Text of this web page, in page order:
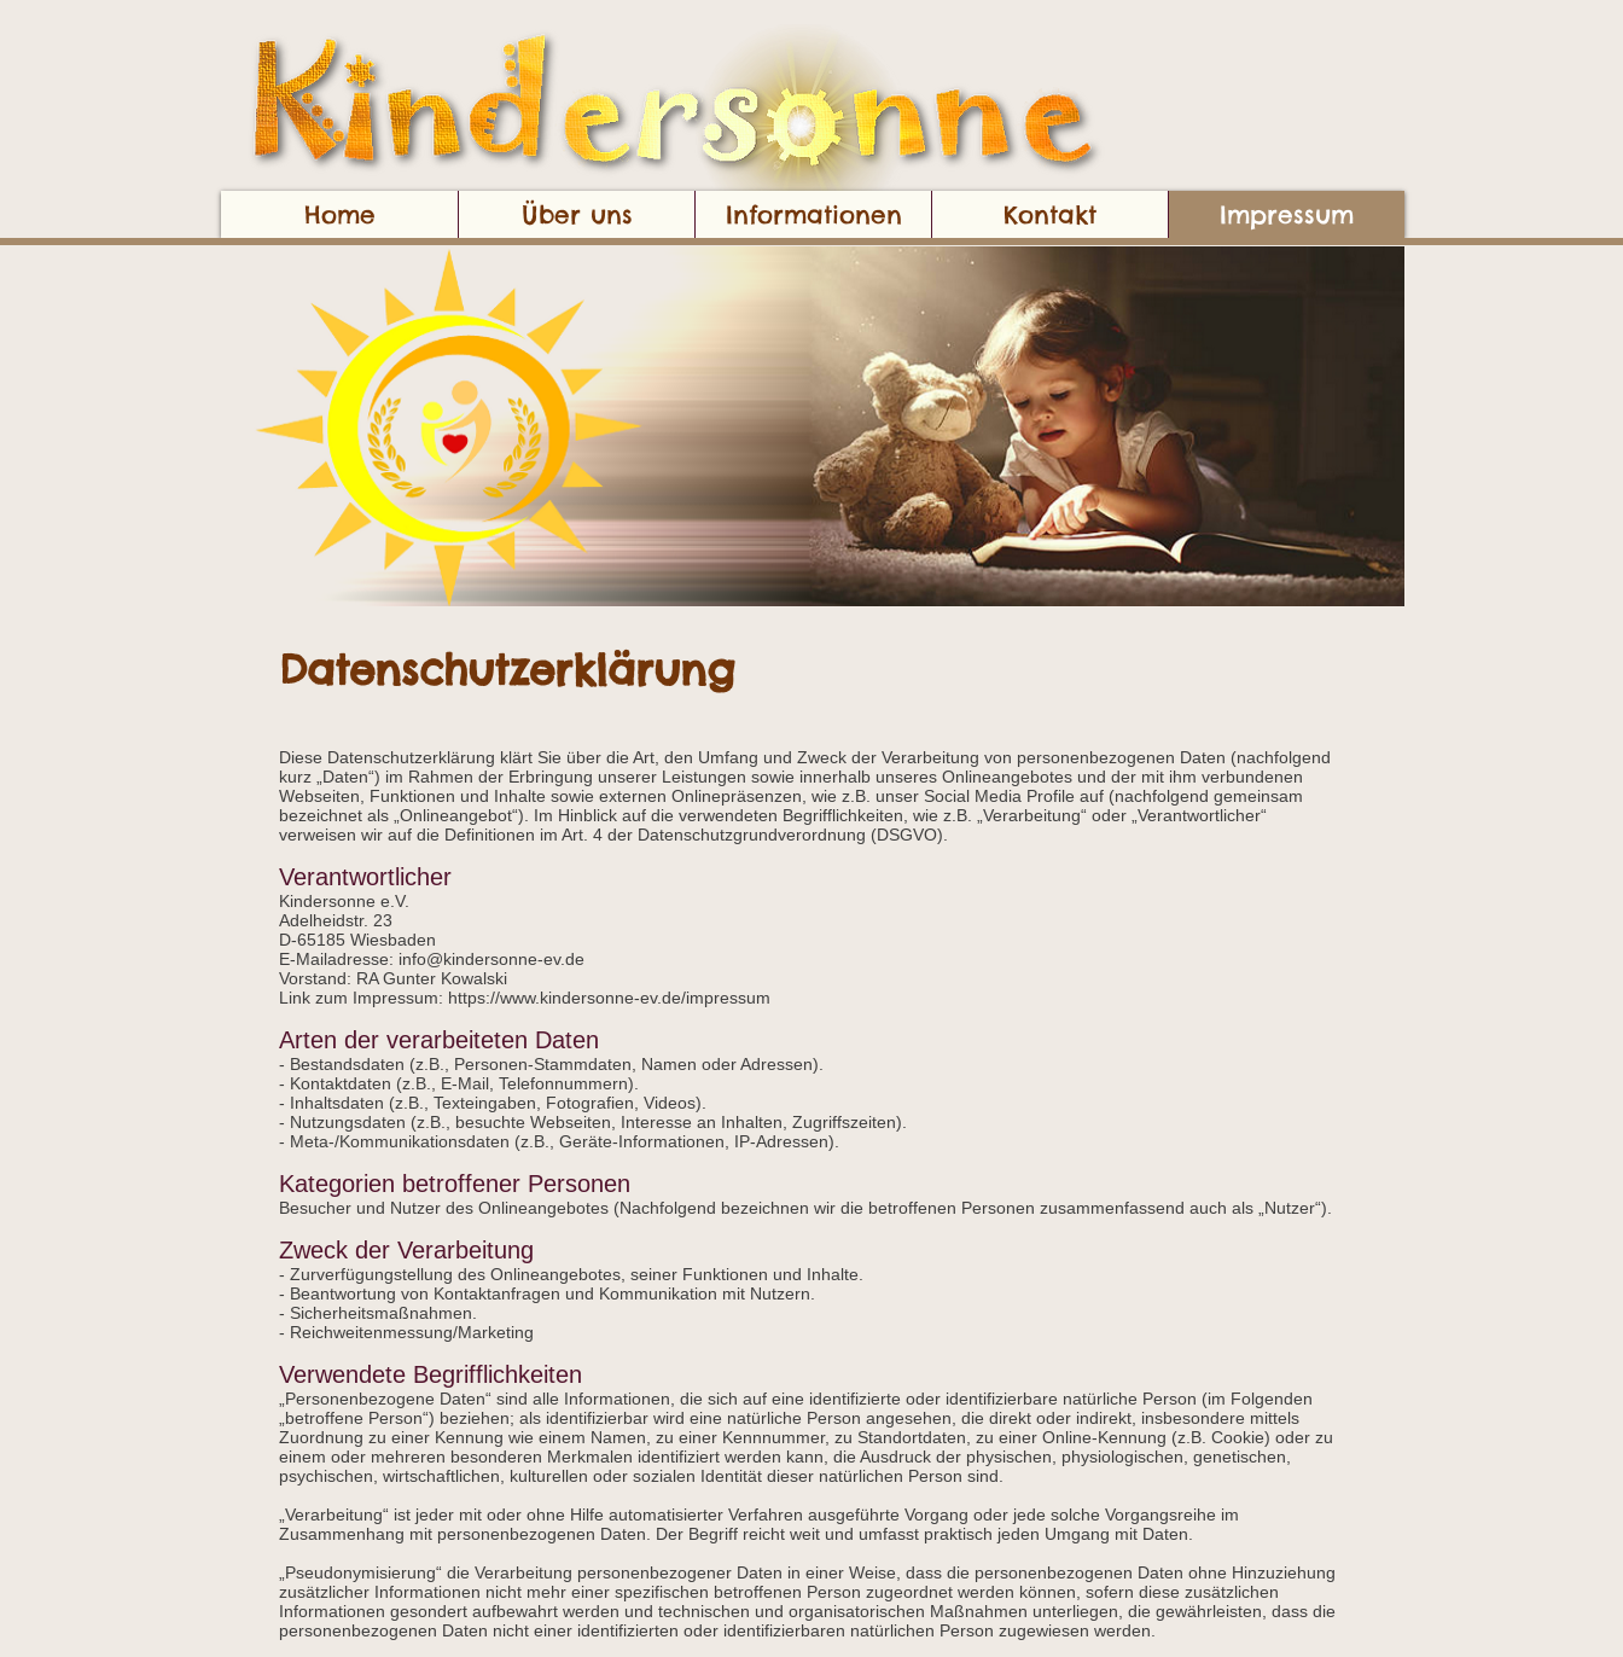
Home Über uns Informationen Kontakt Impressum
Datenschutzerklärung
Diese Datenschutzerklärung klärt Sie über die Art, den Umfang und Zweck der Verarbeitung von personenbezogenen Daten (nachfolgend
kurz „Daten“) im Rahmen der Erbringung unserer Leistungen sowie innerhalb unseres Onlineangebotes und der mit ihm verbundenen
Webseiten, Funktionen und Inhalte sowie externen Onlinepräsenzen, wie z.B. unser Social Media Profile auf (nachfolgend gemeinsam
bezeichnet als „Onlineangebot“). Im Hinblick auf die verwendeten Begrifflichkeiten, wie z.B. „Verarbeitung“ oder „Verantwortlicher“
verweisen wir auf die Definitionen im Art. 4 der Datenschutzgrundverordnung (DSGVO).
Verantwortlicher
Kindersonne e.V.
Adelheidstr. 23
D-65185 Wiesbaden
E-Mailadresse: info@kindersonne-ev.de
Vorstand: RA Gunter Kowalski
Link zum Impressum: https://www.kindersonne-ev.de/impressum
Arten der verarbeiteten Daten
- Bestandsdaten (z.B., Personen-Stammdaten, Namen oder Adressen).
- Kontaktdaten (z.B., E-Mail, Telefonnummern).
- Inhaltsdaten (z.B., Texteingaben, Fotografien, Videos).
- Nutzungsdaten (z.B., besuchte Webseiten, Interesse an Inhalten, Zugriffszeiten).
- Meta-/Kommunikationsdaten (z.B., Geräte-Informationen, IP-Adressen).
Kategorien betroffener Personen
Besucher und Nutzer des Onlineangebotes (Nachfolgend bezeichnen wir die betroffenen Personen zusammenfassend auch als „Nutzer“).
Zweck der Verarbeitung
- Zurverfügungstellung des Onlineangebotes, seiner Funktionen und Inhalte.
- Beantwortung von Kontaktanfragen und Kommunikation mit Nutzern.
- Sicherheitsmaßnahmen.
- Reichweitenmessung/Marketing
Verwendete Begrifflichkeiten
„Personenbezogene Daten“ sind alle Informationen, die sich auf eine identifizierte oder identifizierbare natürliche Person (im Folgenden
„betroffene Person“) beziehen; als identifizierbar wird eine natürliche Person angesehen, die direkt oder indirekt, insbesondere mittels
Zuordnung zu einer Kennung wie einem Namen, zu einer Kennnummer, zu Standortdaten, zu einer Online-Kennung (z.B. Cookie) oder zu
einem oder mehreren besonderen Merkmalen identifiziert werden kann, die Ausdruck der physischen, physiologischen, genetischen,
psychischen, wirtschaftlichen, kulturellen oder sozialen Identität dieser natürlichen Person sind.
„Verarbeitung“ ist jeder mit oder ohne Hilfe automatisierter Verfahren ausgeführte Vorgang oder jede solche Vorgangsreihe im
Zusammenhang mit personenbezogenen Daten. Der Begriff reicht weit und umfasst praktisch jeden Umgang mit Daten.
„Pseudonymisierung“ die Verarbeitung personenbezogener Daten in einer Weise, dass die personenbezogenen Daten ohne Hinzuziehung
zusätzlicher Informationen nicht mehr einer spezifischen betroffenen Person zugeordnet werden können, sofern diese zusätzlichen
Informationen gesondert aufbewahrt werden und technischen und organisatorischen Maßnahmen unterliegen, die gewährleisten, dass die
personenbezogenen Daten nicht einer identifizierten oder identifizierbaren natürlichen Person zugewiesen werden.